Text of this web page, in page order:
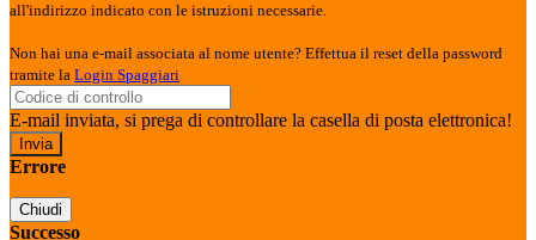
all'indirizzo indicato con le istruzioni necessarie.
Non hai una e-mail associata al nome utente? Effettua il reset della password
tramite la Login Spaggiari
E-mail inviata, si prega di controllare la casella di posta elettronica!
Errore
Chiudi
Successo